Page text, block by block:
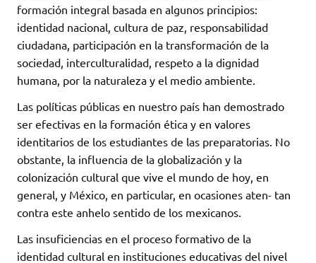
formación integral basada en algunos principios:
identidad nacional, cultura de paz, responsabilidad
ciudadana, participación en la transformación de la
sociedad, interculturalidad, respeto a la dignidad
humana, por la naturaleza y el medio ambiente.
Las políticas públicas en nuestro país han demostrado
ser efectivas en la formación ética y en valores
identitarios de los estudiantes de las preparatorias. No
obstante, la influencia de la globalización y la
colonización cultural que vive el mundo de hoy, en
general, y México, en particular, en ocasiones aten- tan
contra este anhelo sentido de los mexicanos.
Las insuficiencias en el proceso formativo de la
identidad cultural en instituciones educativas del nivel